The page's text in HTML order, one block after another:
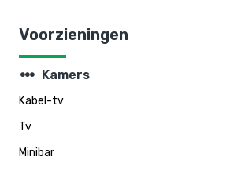
Voorzieningen
steppers Kamers
Kabel-tv
Tv
Minibar